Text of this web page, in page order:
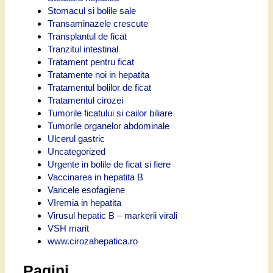
Stomacul si bolile sale
Transaminazele crescute
Transplantul de ficat
Tranzitul intestinal
Tratament pentru ficat
Tratamente noi in hepatita
Tratamentul bolilor de ficat
Tratamentul cirozei
Tumorile ficatului si cailor biliare
Tumorile organelor abdominale
Ulcerul gastric
Uncategorized
Urgente in bolile de ficat si fiere
Vaccinarea in hepatita B
Varicele esofagiene
VIremia in hepatita
Virusul hepatic B – markerii virali
VSH marit
www.cirozahepatica.ro